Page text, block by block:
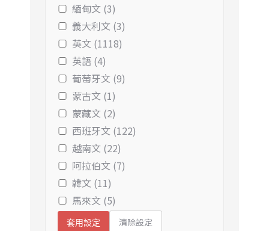
緬甸文 (3)
義大利文 (3)
英文 (1118)
英語 (4)
葡萄牙文 (9)
蒙古文 (1)
蒙藏文 (2)
西班牙文 (122)
越南文 (22)
阿拉伯文 (7)
韓文 (11)
馬來文 (5)
套用設定 清除設定